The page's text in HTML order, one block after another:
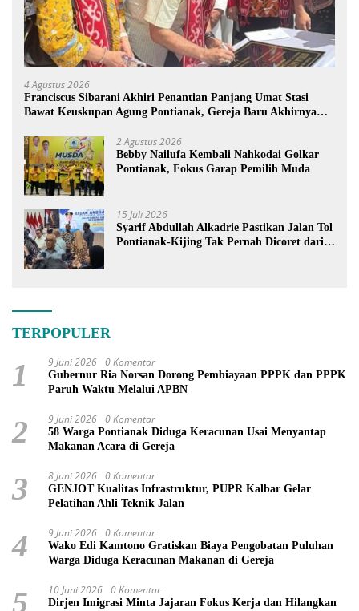
4 Agustus 2026
Franciscus Sibarani Akhiri Penantian Panjang Umat Stasi
Bawat Keuskupan Agung Pontianak, Gereja Baru Akhirnya
2 Agustus 2026
Bebby Nailufa Kembali Nahkodai Golkar
Pontianak, Fokus Garap Pemilih Muda
15 Juli 2026
Syarif Abdullah Alkadrie Pastikan Jalan Tol
Pontianak-Kijing Tak Pernah Dicoret dari
TERPOPULER
1 9 Juni 2026 0 Komentar
Gubernur Ria Norsan Dorong Pembiayaan PPPK dan PPPK
Paruh Waktu Melalui APBN
2 9 Juni 2026 0 Komentar
58 Warga Pontianak Diduga Keracunan Usai Menyantap
Makanan Acara di Gereja
3 8 Juni 2026 0 Komentar
GENJOT Kualitas Infrastruktur, PUPR Kalbar Gelar
Pelatihan Ahli Teknik Jalan
4 9 Juni 2026 0 Komentar
Wako Edi Kamtono Gratiskan Biaya Pengobatan Puluhan
Warga Diduga Keracunan Makanan di Gereja
5 10 Juni 2026 0 Komentar
Dirjen Imigrasi Minta Jajaran Fokus Kerja dan Hilangkan